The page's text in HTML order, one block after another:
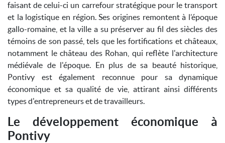
faisant de celui-ci un carrefour stratégique pour le transport
et la logistique en région. Ses origines remontent à l’époque
gallo-romaine, et la ville a su préserver au fil des siècles des
témoins de son passé, tels que les fortifications et châteaux,
notamment le château des Rohan, qui reflète l'architecture
médiévale de l'époque. En plus de sa beauté historique,
Pontivy est également reconnue pour sa dynamique
économique et sa qualité de vie, attirant ainsi différents
types d'entrepreneurs et de travailleurs.
Le développement économique à
Pontivy